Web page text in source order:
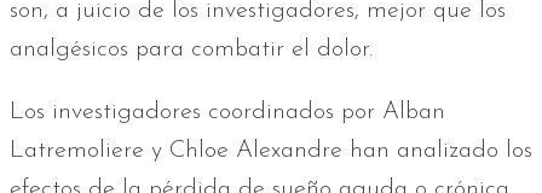
son, a juicio de los investigadores, mejor que los
analgésicos para combatir el dolor.
Los investigadores coordinados por Alban
Latremoliere y Chloe Alexandre han analizado los